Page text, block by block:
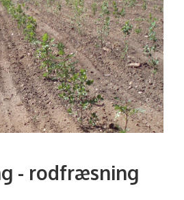
- rodfræsning